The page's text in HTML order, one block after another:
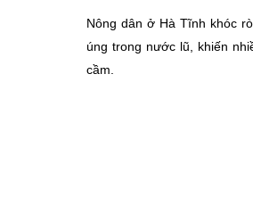
Nông dân ở Hà Tĩnh khóc
úng trong nước lũ, khiến
cầm.